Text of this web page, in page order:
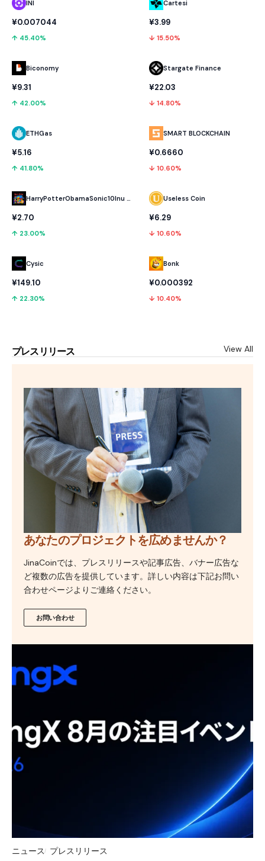
INI
¥0.007044
↑ 45.40%
Biconomy
¥9.31
↑ 42.00%
ETHGas
¥5.16
↑ 41.80%
HarryPotterObamaSonic10Inu (ETH)
¥2.70
↑ 23.00%
Cysic
¥149.10
↑ 22.30%
Cartesi
¥3.99
↓ 15.50%
Stargate Finance
¥22.03
↓ 14.80%
SMART BLOCKCHAIN
¥0.6660
↓ 10.60%
Useless Coin
¥6.29
↓ 10.60%
Bonk
¥0.000392
↓ 10.40%
プレスリリース View All
あなたのプロジェクトを広めませんか？
JinaCoinでは、プレスリリースや記事広告、バナー広告な
ど複数の広告を提供しています。詳しい内容は下記お問い
合わせページよりご連絡ください。
お問い合わせ
ニュース プレスリリース